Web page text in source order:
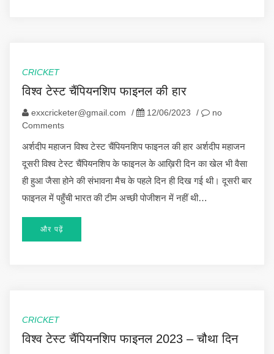
CRICKET
विश्व टेस्ट चैंपियनशिप फाइनल की हार
exxcricketer@gmail.com / 12/06/2023 /
no
Comments
अर्शदीप महाजन विश्व टेस्ट चैंपियनशिप फाइनल की हार अर्शदीप महाजन
दूसरी विश्व टेस्ट चैंपियनशिप के फाइनल के आख़िरी दिन का खेल भी वैसा
ही हुआ जैसा होने की संभावना मैच के पहले दिन ही दिख गई थी। दूसरी बार
फाइनल में पहुँची भारत की टीम अच्छी पोजीशन में नहीं थी…
और पढ़ें
CRICKET
विश्व टेस्ट चैंपियनशिप फाइनल 2023 – चौथा दिन